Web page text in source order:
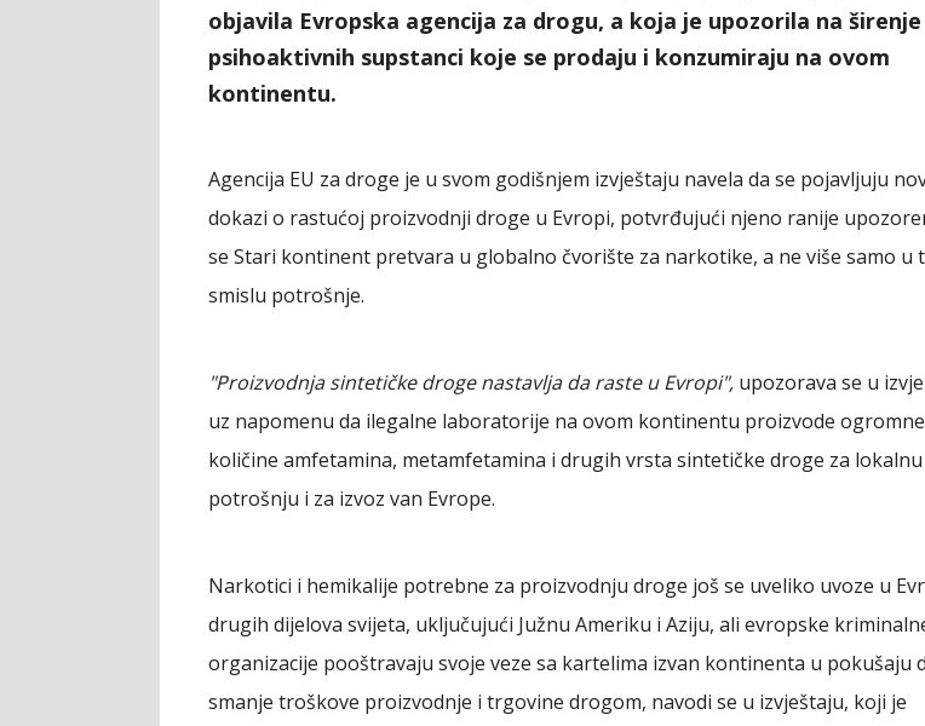
objavila Evropska agencija za drogu, a koja je upozorila na
psihoaktivnih supstanci koje se prodaju i konzumiraju na ovom
kontinentu.
Agencija EU za droge je u svom godišnjem izvještaju navela da se pojavljuju
dokazi o rastućoj proizvodnji droge u Evropi, potvrđujući njeno ranije
se Stari kontinent pretvara u globalno čvorište za narkotike, a ne više samo u
smislu potrošnje.
"Proizvodnja sintetičke droge nastavlja da raste u Evropi", upozorava se u
uz napomenu da ilegalne laboratorije na ovom kontinentu proizvode ogromne
količine amfetamina, metamfetamina i drugih vrsta sintetičke droge za lokalnu
potrošnju i za izvoz van Evrope.
Narkotici i hemikalije potrebne za proizvodnju droge još se uveliko uvoze u
drugih dijelova svijeta, uključujući Južnu Ameriku i Aziju, ali evropske
organizacije pooštravaju svoje veze sa kartelima izvan kontinenta u pokušaju
smanje troškove proizvodnje i trgovine drogom, navodi se u izvještaju, koji je